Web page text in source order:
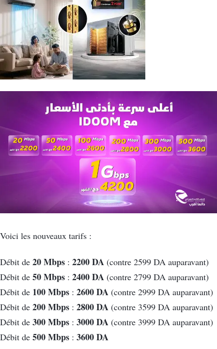
Voici les nouveaux tarifs :
Débit de 20 Mbps : 2200 DA (contre 2599 DA auparavant)
Débit de 50 Mbps : 2400 DA (contre 2799 DA auparavant)
Débit de 100 Mbps : 2600 DA (contre 2999 DA auparavant)
Débit de 200 Mbps : 2800 DA (contre 3599 DA auparavant)
Débit de 300 Mbps : 3000 DA (contre 3999 DA auparavant)
Débit de 500 Mbps : 3600 DA